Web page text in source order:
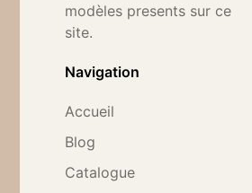
modèles presents sur ce
site.
Navigation
Accueil
Blog
Catalogue